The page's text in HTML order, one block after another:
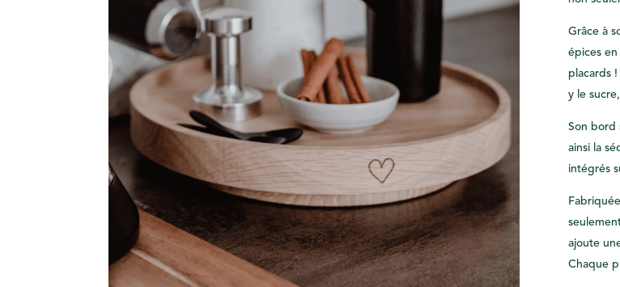
Grâce à
épices
placards
y le
Son bord
ainsi la
intégrés
ajoute
Chaque